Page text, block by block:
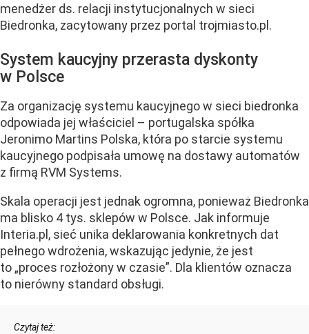
menedżer ds. relacji instytucjonalnych w sieci
Biedronka, zacytowany przez portal trojmiasto.pl.
System kaucyjny przerasta dyskonty
w Polsce
Za organizację systemu kaucyjnego w sieci biedronka
odpowiada jej właściciel – portugalska spółka
Jeronimo Martins Polska, która po starcie systemu
kaucyjnego podpisała umowę na dostawy automatów
z firmą RVM Systems.
Skala operacji jest jednak ogromna, ponieważ Biedronka
ma blisko 4 tys. sklepów w Polsce. Jak informuje
Interia.pl, sieć unika deklarowania konkretnych dat
pełnego wdrożenia, wskazując jedynie, że jest
to „proces rozłożony w czasie”. Dla klientów oznacza
to nierówny standard obsługi.
Czytaj też: